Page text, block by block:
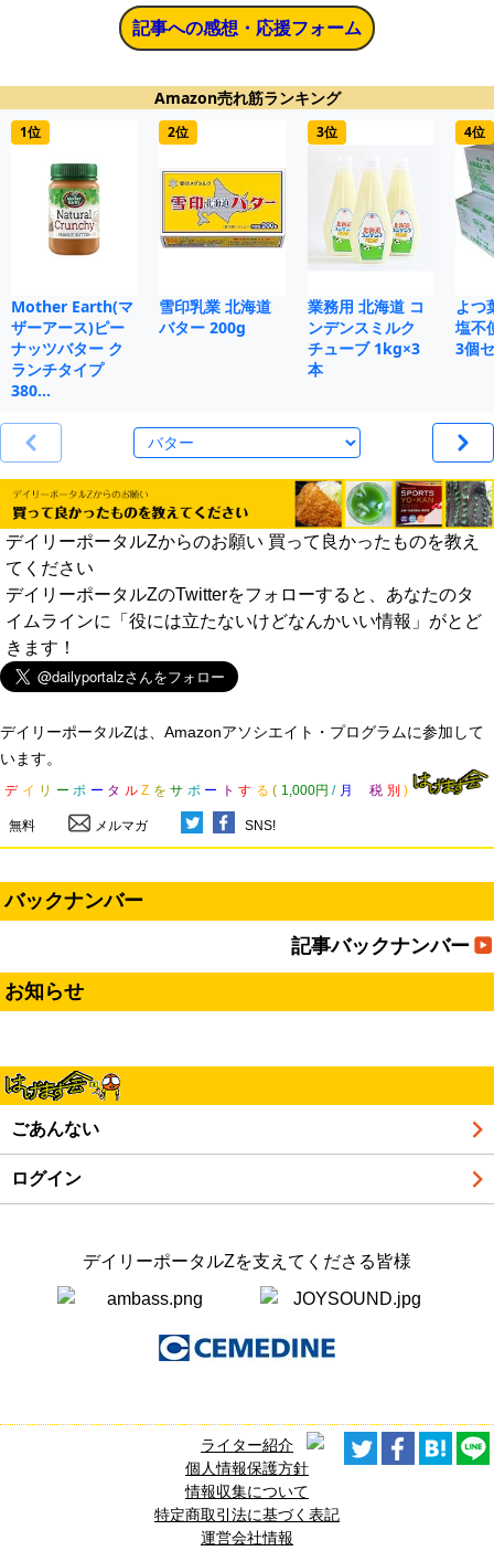
記事への感想・応援フォーム
Amazon売れ筋ランキング
1位
Mother Earth(マ
ザーアース)ピー
ナッツバター ク
ランチタイプ
380…
2位
雪印乳業 北海道
バター 200g
3位
業務用 北海道 コ
ンデンスミルク
チューブ 1kg×3
本
4位
よつ
塩不
3個
デイリーポータルZからのお願い 買って良かったものを教え
てください
デイリーポータルZのTwitterをフォローすると、あなたのタ
イムラインに「役には立たないけどなんかいい情報」がとど
きます！
デイリーポータルZは、Amazonアソシエイト・プログラムに参加して
います。
デ イ リ ー ポ ー タ ル Z を サ ポ ー ト す る ( 1,000円 / 月 税 別 )
無料 メルマガ SNS!
バックナンバー
記事バックナンバー
お知らせ
ごあんない
ログイン
デイリーポータルZを支えてくださる皆様
ライター紹介
個人情報保護方針
情報収集について
特定商取引法に基づく表記
運営会社情報